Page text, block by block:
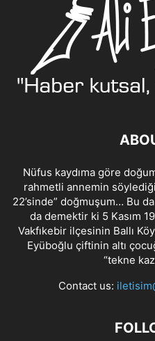
Nüfus kaydıma göre
rahmetli annemin
22’sinde” doğmuşum… Bu
da demektir ki 5 Kasım
Vakfıkebir ilçesinin Ballı
Eyüboğlu çiftinin altı
“tekne
Contact us: